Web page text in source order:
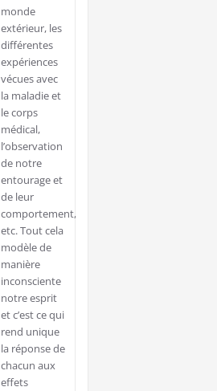
monde
extérieur, les
différentes
expériences
vécues avec
la maladie et
le corps
médical,
l’observation
de notre
entourage et
de leur
comportement,
etc. Tout cela
modèle de
manière
inconsciente
notre esprit
et c’est ce qui
rend unique
la réponse de
chacun aux
effets